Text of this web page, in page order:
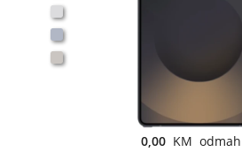
0,00 KM odmah